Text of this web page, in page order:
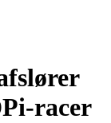
racer